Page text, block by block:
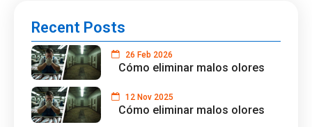
Recent Posts
26 Feb 2026
Cómo eliminar malos olores
12 Nov 2025
Cómo eliminar malos olores